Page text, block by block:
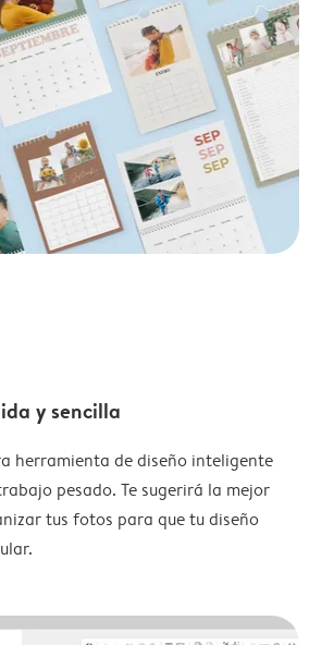
y sencilla
herramienta de diseño inteligente
pesado. Te sugerirá la mejor
tus fotos para que tu diseño